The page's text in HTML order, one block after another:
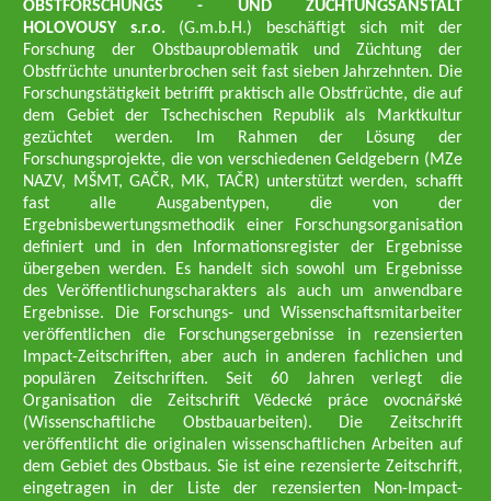
OBSTFORSCHUNGS - UND ZÜCHTUNGSANSTALT
HOLOVOUSY s.r.o. (G.m.b.H.) beschäftigt sich mit der
Forschung der Obstbauproblematik und Züchtung der
Obstfrüchte ununterbrochen seit fast sieben Jahrzehnten. Die
Forschungstätigkeit betrifft praktisch alle Obstfrüchte, die auf
dem Gebiet der Tschechischen Republik als Marktkultur
gezüchtet werden. Im Rahmen der Lösung der
Forschungsprojekte, die von verschiedenen Geldgebern (MZe
NAZV, MŠMT, GAČR, MK, TAČR) unterstützt werden, schafft
fast alle Ausgabentypen, die von der
Ergebnisbewertungsmethodik einer Forschungsorganisation
definiert und in den Informationsregister der Ergebnisse
übergeben werden. Es handelt sich sowohl um Ergebnisse
des Veröffentlichungscharakters als auch um anwendbare
Ergebnisse. Die Forschungs- und Wissenschaftsmitarbeiter
veröffentlichen die Forschungsergebnisse in rezensierten
Impact-Zeitschriften, aber auch in anderen fachlichen und
populären Zeitschriften. Seit 60 Jahren verlegt die
Organisation die Zeitschrift Vědecké práce ovocnářské
(Wissenschaftliche Obstbauarbeiten). Die Zeitschrift
veröffentlicht die originalen wissenschaftlichen Arbeiten auf
dem Gebiet des Obstbaus. Sie ist eine rezensierte Zeitschrift,
eingetragen in der Liste der rezensierten Non-Impact-